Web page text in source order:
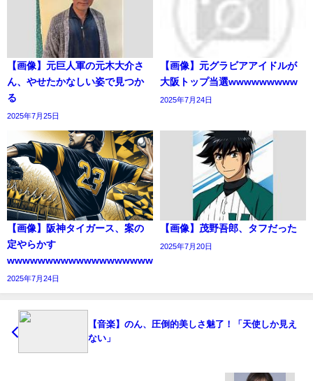
【画像】元巨人軍の元木大介さ
ん、やせたかなしい姿で見つか
る
2025年7月25日
【画像】元グラビアアイドルが
大阪トップ当選wwwwwwwww
2025年7月24日
【画像】阪神タイガース、案の
定やらかす
2025年7月24日
【画像】茂野吾郎、タフだった
2025年7月20日
【音楽】のん、圧倒的美しさ魅了！「天使しか見え
ない」